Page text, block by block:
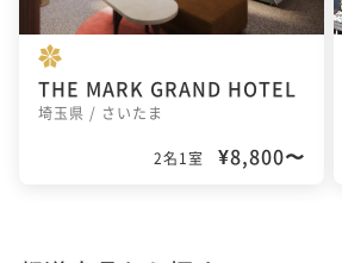
THE MARK GRAND HOTEL
埼玉県 / さいたま
2名1室 ¥8,800〜